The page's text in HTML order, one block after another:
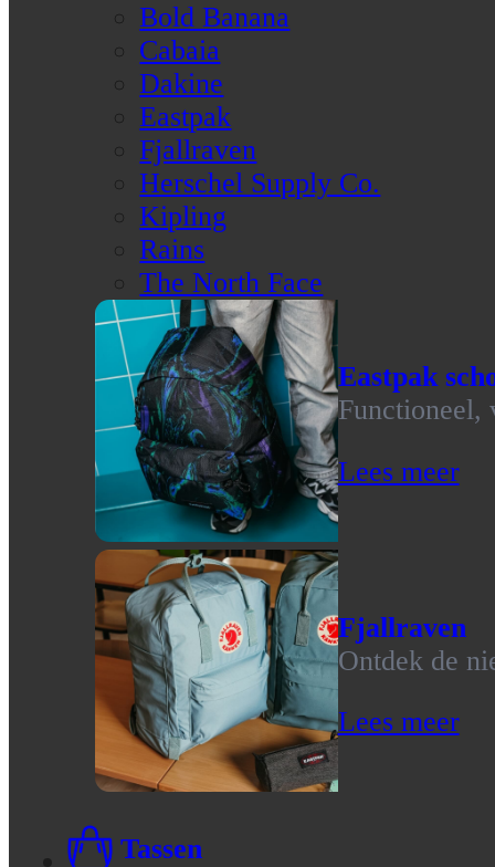
Bold Banana
Cabaia
Dakine
Eastpak
Fjallraven
Herschel Supply Co.
Kipling
Rains
The North Face
Eastpak
Functioneel,
Lees meer
Fjallraven
Ontdek de
Lees meer
Tassen